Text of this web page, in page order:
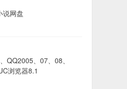
QQ2005、07、08、
浏览器8.1
小说网站